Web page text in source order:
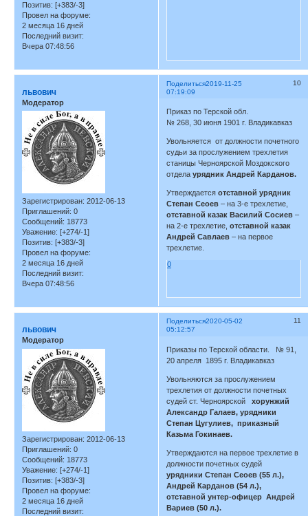
Позитив: [+383/-3]
Провел на форуме:
2 месяца 16 дней
Последний визит:
Вчера 07:48:56
Поделиться 10
2019-11-25
07:19:09
львович
Модератор
Зарегистрирован: 2012-06-13
Приглашений: 0
Сообщений: 18773
Уважение: [+274/-1]
Позитив: [+383/-3]
Провел на форуме:
2 месяца 16 дней
Последний визит:
Вчера 07:48:56
Приказ по Терской обл.
№ 268, 30 июня 1901 г. Владикавказ
Увольняется от должности почетного
судьи за прослужением трехлетия
станицы Черноярской Моздокского
отделаурядник Андрей Карданов.
Утверждаетсяотставной урядник
Степан Сеоев– на 3-е трехлетие,
отставной казак Василий Сосиев –
на 2-е трехлетие,отставной казак
Андрей Савлаев – на первое
трехлетие.
0
Поделиться 11
2020-05-02
05:12:57
львович
Модератор
Зарегистрирован: 2012-06-13
Приглашений: 0
Сообщений: 18773
Уважение: [+274/-1]
Позитив: [+383/-3]
Провел на форуме:
2 месяца 16 дней
Последний визит:
Приказы по Терской области. № 91,
20 апреля 1895 г. Владикавказ
Увольняются за прослужением
трехлетия от должности почетных
судей ст. Черноярскойхорунжий
Александр Галаев, урядники
Степан Цугулиев, приказный
Казьма Гокинаев.
Утверждаются на первое трехлетие в
должности почетных судей
урядники Степан Сеоев (55 л.),
Андрей Карданов (54 л.),
отставной унтер-офицер Андрей
Вариев (50 л.).